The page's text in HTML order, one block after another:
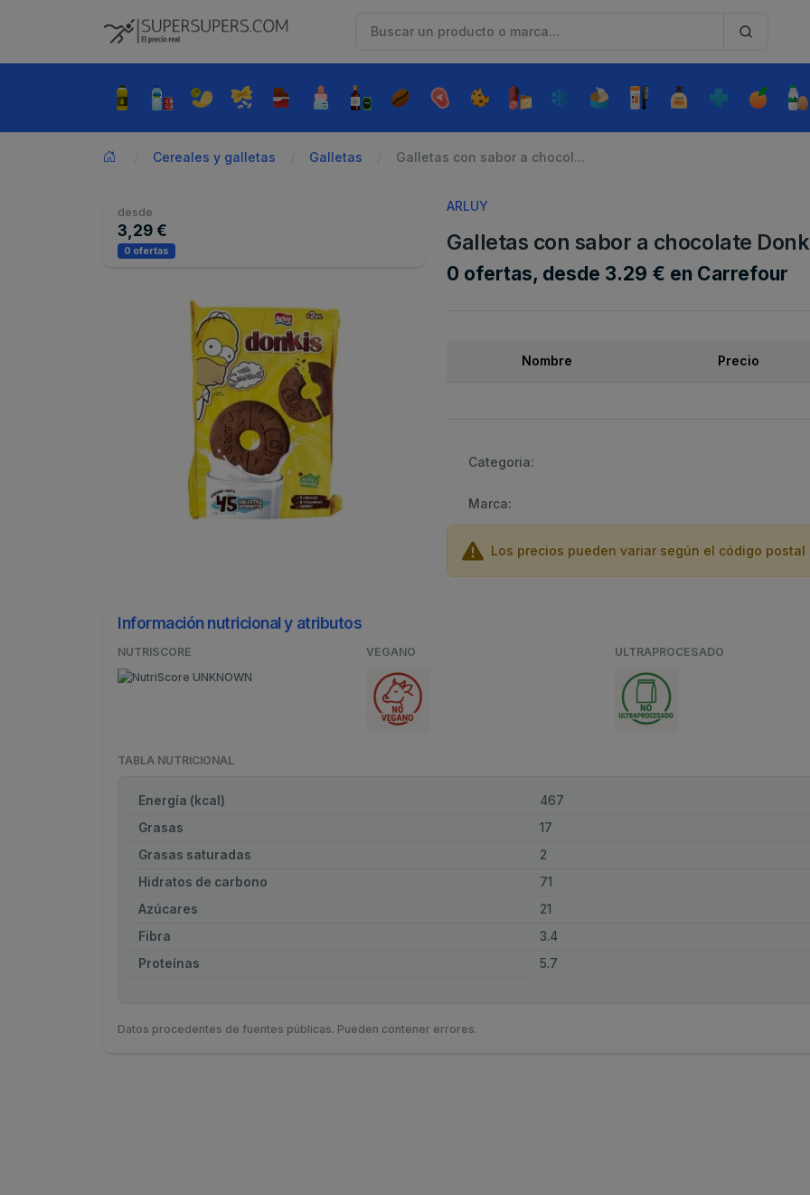
Cereales y galletas Galletas Galletas con sabor a chocol...
desde
3,29 €
0 ofertas
ARLUY
Galletas con sabor a chocolate
0 ofertas, desde 3.29 € en Carrefour
Nombre Precio
Categoria:
Marca:
Los precios pueden variar según el código
Información nutricional y atributos
NUTRISCORE VEGANO ULTRAPROCESADO
TABLA NUTRICIONAL
Energía (kcal)
467
Grasas
17
Grasas saturadas
2
Hidratos de carbono
71
Azúcares
21
Fibra
3.4
Proteínas
5.7
Datos procedentes de fuentes públicas. Pueden contener errores.